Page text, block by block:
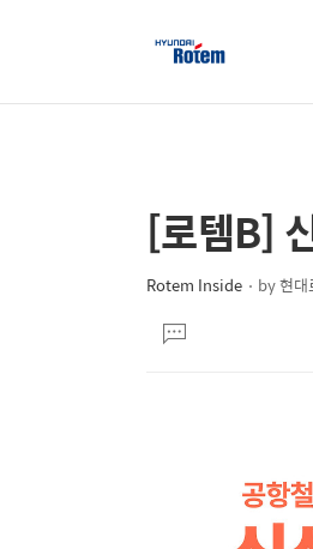
상
세
컨
텐
본
문
제
[로템B]
Rotem Inside by현대
문댓
글